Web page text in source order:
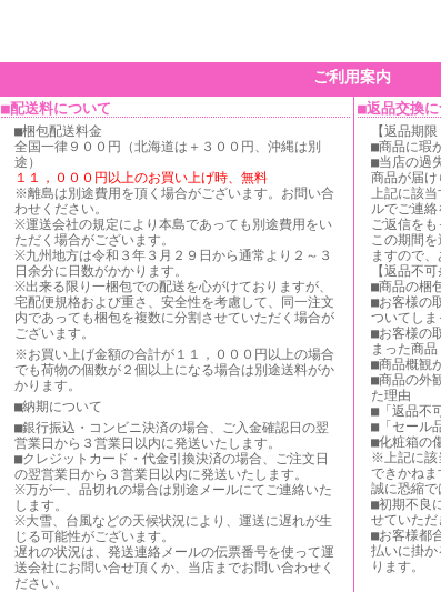
ご利用案内
■配送料について
■梱包配送料金
全国一律９００円（北海道は＋３００円、沖縄は別
途）
１１，０００円以上のお買い上げ時、無料
※離島は別途費用を頂く場合がございます。お問い合
わせください。
※運送会社の規定により本島であっても別途費用をい
ただく場合がございます。
※九州地方は令和３年３月２９日から通常より２～３
日余分に日数がかかります。
※出来る限り一梱包での配送を心がけておりますが、
宅配便規格および重さ、安全性を考慮して、同一注文
内であっても梱包を複数に分割させていただく場合が
ございます。
※お買い上げ金額の合計が１１，０００円以上の場合
でも荷物の個数が２個以上になる場合は別途送料がか
かります。
■納期について
■銀行振込・コンビニ決済の場合、ご入金確認日の翌
営業日から３営業日以内に発送いたします。
■クレジットカード・代金引換決済の場合、ご注文日
の翌営業日から３営業日以内に発送いたします。
※万が一、品切れの場合は別途メールにてご連絡いた
します。
※大雪、台風などの天候状況により、運送に遅れが生
じる可能性がございます。
遅れの状況は、発送連絡メールの伝票番号を使って運
送会社にお問い合せ頂くか、当店までお問い合わせく
ださい。
■返品交換
【返品期限
■商品に瑕
■当店の過
商品が届け
上記に該
ルでご連絡
ご返信をも
この期間
ますので
【返品不可
■商品の梱
■お客様の
ついてしま
■お客様の
まった商品
■商品概観
■商品の外
た理由
■「返品不
■「セール
■化粧箱の
※上記に該
できかねま
誠に恐縮で
■初期不良
せていただ
■お客様都
払いに掛
ります。